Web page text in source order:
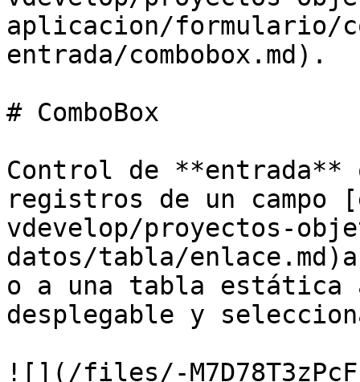
aplicacion/formulario/
entrada/combobox.md).
# ComboBox
Control de **entrada**
registros de un campo
vdevelop/proyectos-
datos/tabla/
o a una tabla
desplegable y
![](/files/-